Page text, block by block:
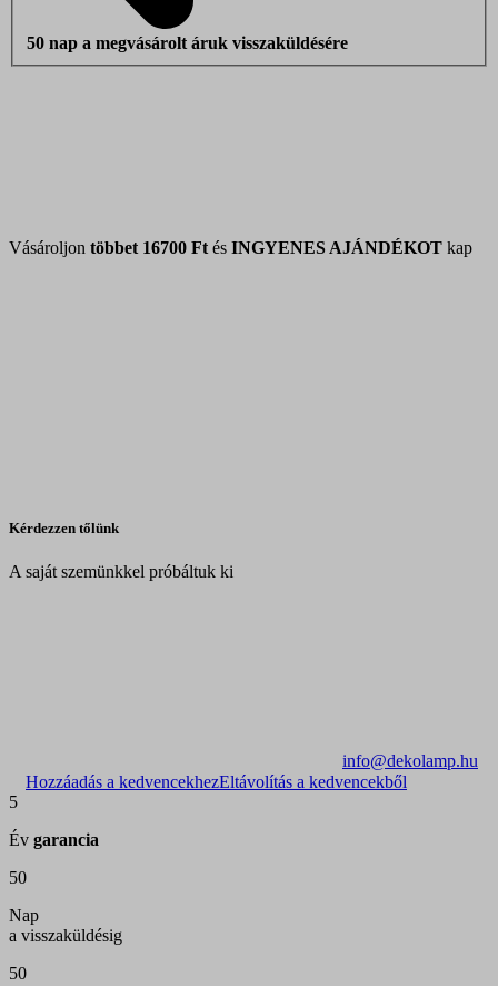
50 nap a megvásárolt áruk visszaküldésére
Vásároljon többet16700 Ftés INGYENES AJÁNDÉKOT kap
Kérdezzen tőlünk
A saját szemünkkel próbáltuk ki
info@dekolamp.hu
Hozzáadás a kedvencekhezEltávolítás a kedvencekből
5
Év garancia
50
Nap
a visszaküldésig
50